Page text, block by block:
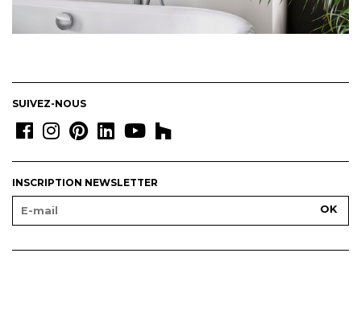
SUIVEZ-NOUS
INSCRIPTION NEWSLETTER